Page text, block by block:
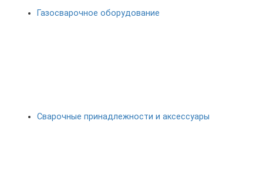
Газосварочное оборудование
Сварочные принадлежности и аксессуары